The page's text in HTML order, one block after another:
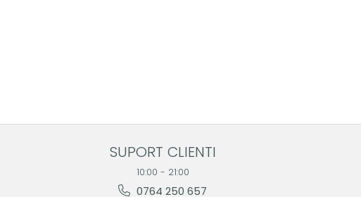
SUPORT CLIENTI
10:00 - 21:00
0764 250 657